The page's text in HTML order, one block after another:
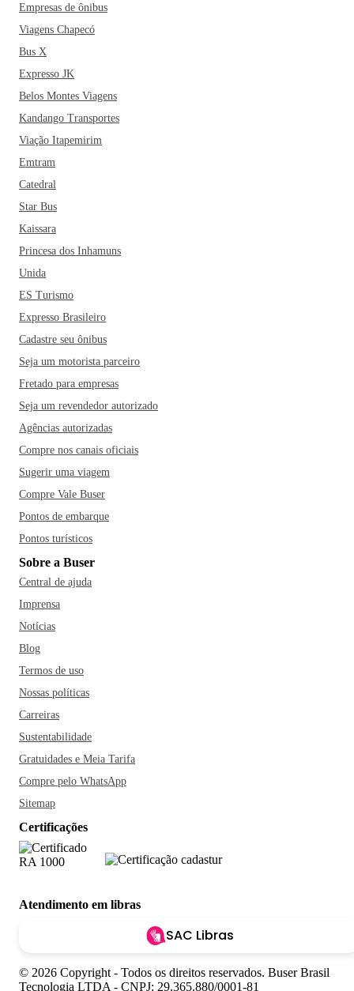
Empresas de ônibus
Viagens Chapecó
Bus X
Expresso JK
Belos Montes Viagens
Kandango Transportes
Viação Itapemirim
Emtram
Catedral
Star Bus
Kaissara
Princesa dos Inhamuns
Unida
ES Turismo
Expresso Brasileiro
Cadastre seu ônibus
Seja um motorista parceiro
Fretado para empresas
Seja um revendedor autorizado
Agências autorizadas
Compre nos canais oficiais
Sugerir uma viagem
Compre Vale Buser
Pontos de embarque
Pontos turísticos
Sobre a Buser
Central de ajuda
Imprensa
Notícias
Blog
Termos de uso
Nossas políticas
Carreiras
Sustentabilidade
Gratuidades e Meia Tarifa
Compre pelo WhatsApp
Sitemap
Certificações
Atendimento em libras
SAC Libras
© 2026 Copyright - Todos os direitos reservados. Buser Brasil
Tecnologia LTDA - CNPJ: 29.365.880/0001-81